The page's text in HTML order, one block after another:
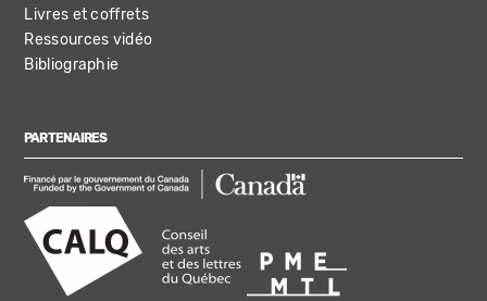
Livres et coffrets
Ressources vidéo
Bibliographie
PARTENAIRES